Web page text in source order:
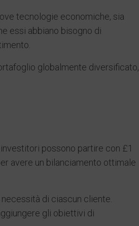
tecnologie economiche, sia
essi abbiano bisogno di
globalmente diversificato,
possono partire con £1
avere un bilanciamento ottimale
di ciascun cliente.
gli obiettivi di